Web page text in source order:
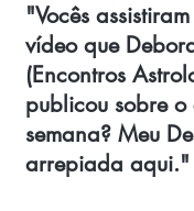
"Vocês
vídeo que
(Encontros
publicou sobre o
semana? Meu
arrepiada aqui."